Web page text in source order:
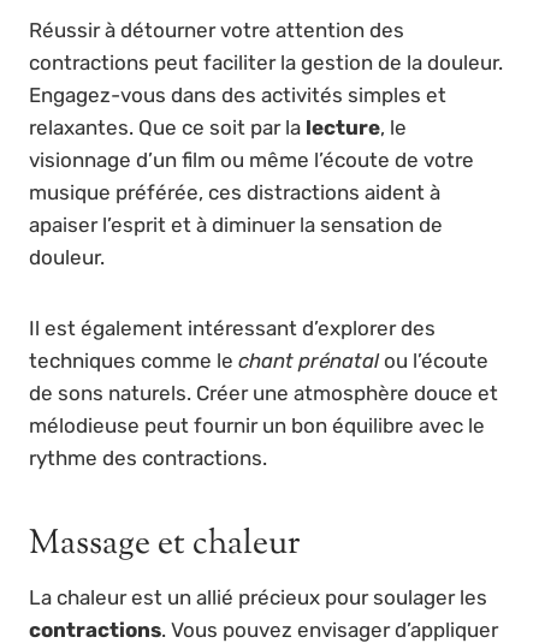
Réussir à détourner votre attention des
contractions peut faciliter la gestion de la douleur.
Engagez-vous dans des activités simples et
relaxantes. Que ce soit par la lecture, le
visionnage d’un film ou même l’écoute de votre
musique préférée, ces distractions aident à
apaiser l’esprit et à diminuer la sensation de
douleur.
Il est également intéressant d’explorer des
techniques comme le chant prénatalou l’écoute
de sons naturels. Créer une atmosphère douce et
mélodieuse peut fournir un bon équilibre avec le
rythme des contractions.
Massage et chaleur
La chaleur est un allié précieux pour soulager les
contractions. Vous pouvez envisager d’appliquer